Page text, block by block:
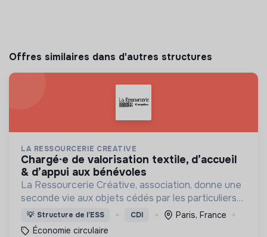
Offres similaires dans d'autres structures
LA RESSOURCERIE CREATIVE
chargé·e de valorisation textile, d’accueil
& d’appui aux bénévoles
La Ressourcerie Créative, association, donne une
seconde vie aux objets cédés par les particuliers
et collectés en entreprise. Elle participe ainsi à un
autre mode de consommation plus respectueux.
💡 Structure de l’ESS CDI
Paris, France
Économie circulaire